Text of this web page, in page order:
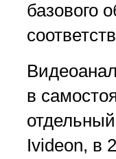
базового
в
Ivideon, в